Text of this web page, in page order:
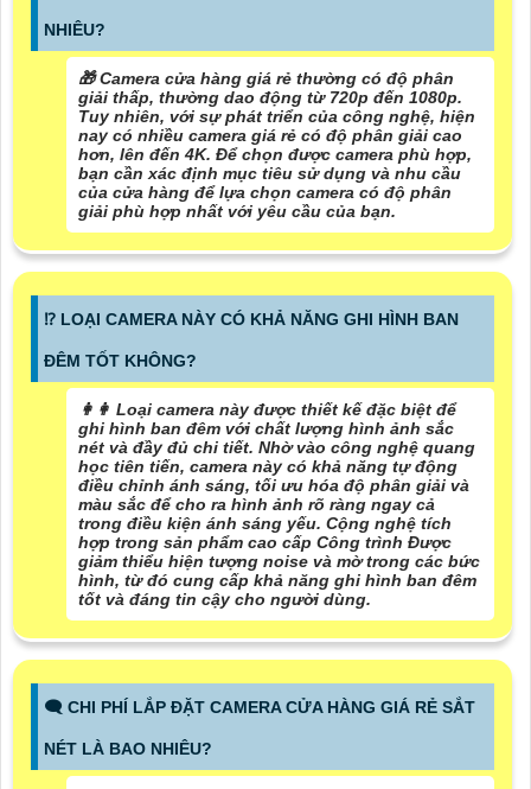
NHIÊU?
🎁 Camera cửa hàng giá rẻ thường có độ phân
giải thấp, thường dao động từ 720p đến 1080p.
Tuy nhiên, với sự phát triển của công nghệ, hiện
nay có nhiều camera giá rẻ có độ phân giải cao
hơn, lên đến 4K. Để chọn được camera phù hợp,
bạn cần xác định mục tiêu sử dụng và nhu cầu
của cửa hàng để lựa chọn camera có độ phân
giải phù hợp nhất với yêu cầu của bạn.
⁉️ LOẠI CAMERA NÀY CÓ KHẢ NĂNG GHI HÌNH BAN
ĐÊM TỐT KHÔNG?
️👩‍👩 Loại camera này được thiết kế đặc biệt để
ghi hình ban đêm với chất lượng hình ảnh sắc
nét và đầy đủ chi tiết. Nhờ vào công nghệ quang
học tiên tiến, camera này có khả năng tự động
điều chỉnh ánh sáng, tối ưu hóa độ phân giải và
màu sắc để cho ra hình ảnh rõ ràng ngay cả
trong điều kiện ánh sáng yếu. Cộng nghệ tích
hợp trong sản phẩm cao cấp Công trình Được
giảm thiểu hiện tượng noise và mờ trong các bức
hình, từ đó cung cấp khả năng ghi hình ban đêm
tốt và đáng tin cậy cho người dùng.
🗨️ CHI PHÍ LẮP ĐẶT CAMERA CỬA HÀNG GIÁ RẺ SẮT
NÉT LÀ BAO NHIÊU?